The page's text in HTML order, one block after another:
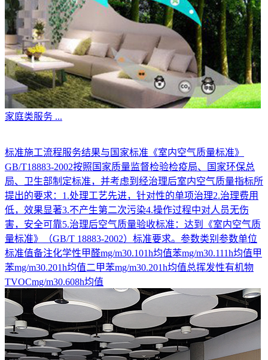
家庭类服务 ...
标准施工流程服务结果与国家标准《室内空气质量标准》
GB/T18883-2002按照国家质量监督检验检疫局、国家环保总
局、卫生部制定标准，并考虑到经治理后室内空气质量指标所
提出的要求：1.处理工艺先进，针对性的单项治理2.治理费用
低，效果显著3.不产生第二次污染4.操作过程中对人员无伤
害，安全可靠5.治理后空气质量验收标准：达到《室内空气质
量标准》（GB/T 18883-2002）标准要求。参数类别参数单位
标准值备注化学性甲醛mg/m30.101h均值苯mg/m30.111h均值甲
苯mg/m30.201h均值二甲苯mg/m30.201h均值总挥发性有机物
TVOCmg/m30.608h均值